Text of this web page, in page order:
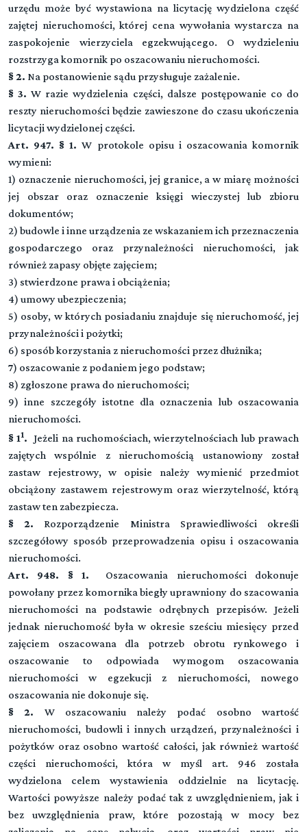
urzędu może być wystawiona na licytację wydzielona część
zajętej nieruchomości, której cena wywołania wystarcza na
zaspokojenie wierzyciela egzekwującego. O wydzieleniu
rozstrzyga komornik po oszacowaniu nieruchomości.
§ 2. Na postanowienie sądu przysługuje zażalenie.
§ 3. W razie wydzielenia części, dalsze postępowanie co do
reszty nieruchomości będzie zawieszone do czasu ukończenia
licytacji wydzielonej części.
Art. 947. § 1. W protokole opisu i oszacowania komornik
wymieni:
1) oznaczenie nieruchomości, jej granice, a w miarę możności
jej obszar oraz oznaczenie księgi wieczystej lub zbioru
dokumentów;
2) budowle i inne urządzenia ze wskazaniem ich przeznaczenia
gospodarczego oraz przynależności nieruchomości, jak
również zapasy objęte zajęciem;
3) stwierdzone prawa i obciążenia;
4) umowy ubezpieczenia;
5) osoby, w których posiadaniu znajduje się nieruchomość, jej
przynależności i pożytki;
6) sposób korzystania z nieruchomości przez dłużnika;
7) oszacowanie z podaniem jego podstaw;
8) zgłoszone prawa do nieruchomości;
9) inne szczegóły istotne dla oznaczenia lub oszacowania
nieruchomości.
§ 11. Jeżeli na ruchomościach, wierzytelnościach lub prawach
zajętych wspólnie z nieruchomością ustanowiony został
zastaw rejestrowy, w opisie należy wymienić przedmiot
obciążony zastawem rejestrowym oraz wierzytelność, którą
zastaw ten zabezpiecza.
§ 2. Rozporządzenie Ministra Sprawiedliwości określi
szczegółowy sposób przeprowadzenia opisu i oszacowania
nieruchomości.
Art. 948. § 1. Oszacowania nieruchomości dokonuje
powołany przez komornika biegły uprawniony do szacowania
nieruchomości na podstawie odrębnych przepisów. Jeżeli
jednak nieruchomość była w okresie sześciu miesięcy przed
zajęciem oszacowana dla potrzeb obrotu rynkowego i
oszacowanie to odpowiada wymogom oszacowania
nieruchomości w egzekucji z nieruchomości, nowego
oszacowania nie dokonuje się.
§ 2. W oszacowaniu należy podać osobno wartość
nieruchomości, budowli i innych urządzeń, przynależności i
pożytków oraz osobno wartość całości, jak również wartość
części nieruchomości, która w myśl art. 946 została
wydzielona celem wystawienia oddzielnie na licytację.
Wartości powyższe należy podać tak z uwzględnieniem, jak i
bez uwzględnienia praw, które pozostają w mocy bez
EGZEKUCJA ZE STATKÓW MORSKICH
Przeczytaj zawartość działu
DZIAŁ VIII. (art. -)
PODZIAŁ SUMY UZYSKANEJ Z EGZEKUCJI
▼
Rozdział 1. (art. 1023 - 1028)
Przepisy ogólne
Rozdział 2. (art. 1029 - 1032)
Podział sumy uzyskanej przez egzekucję z wynagrodzenia
za pracę
Rozdział 3. (art. 1033 - 1034)
Podział sumy uzyskanej przez egzekucję z ruchomości,
wierzytelności i innych praw majątkowych
Rozdział 4. (art. 1035 - 1040)
Podział sumy uzyskanej przez egzekucję z nieruchomości
Przeczytaj zawartość działu
TYTUŁ III. PRZEPISY SZCZEGÓLNE O EGZEKUCJI▼
DZIAŁ I. (art. 1041-1059)
EGZEKUCJA ŚWIADCZEŃ NIEPIENIĘŻNYCH
Przeczytaj zawartość działu
DZIAŁ II. (art. -)
Przepisy szczególne o egzekucji z udziałem Skarbu Państwa
oraz przedsiębiorców.
Rozdział 1. (art. 1060 - 1064)
Przepisy ogólne
Rozdział 2 (art. 1064[1] - 1064[13])
Egzekucja przez zarząd przymusowy
Rozdział 3 (art. 1064[14] - 1065)
Egzekucja przez sprzedaż przedsiębiorstwa lub
gospodarstwa rolnego
Przeczytaj zawartość działu
DZIAŁ III. (art. 1066-1071)
EGZEKUCJA W CELU ZNIESIENIA WSPÓŁWŁASNOŚCI
NIERUCHOMOŚCI W DRODZE SPRZEDAŻY PUBLICZNEJ
Przeczytaj zawartość działu
DZIAŁ V. (art. 1081-1088)
EGZEKUCJA ŚWIADCZEŃ ALIMENTACYJNYCH
Przeczytaj zawartość działu
DZIAŁ VI. (art. -)
Przeczytaj zawartość działu
CZĘŚĆ CZWARTA Przepisy z zakresu
międzynarodowego postępowania cywilnego
KSIĘGA PIERWSZA JURYSDYKCJA KRAJOWA
TYTUŁ I. PRZEPISY OGÓLNE
TYTUŁ II.
TYTUŁ III. JURYSDYKCJA KRAJOWA W PROCESIE
TYTUŁ IV. JURYSDYKCJA KRAJOWA W
POSTĘPOWANIU NIEPROCESOWYM
Tytuł IVa. Jurysdykcja krajowa w postępowaniu
zabezpieczającym i egzekucyjnym
CZĘŚĆ CZWARTA Przepisy z zakresu
międzynarodowego postępowania cywilnego
Księga pierwsza a Immunitet sądowy i
egzekucyjny
(art. 1111-1116)
Treść
Przeczytaj zawartość działu
CZĘŚĆ CZWARTA Przepisy z zakresu
międzynarodowego postępowania cywilnego
KSIĘGA DRUGA. POSTĘPOWANIE
TYTUŁ I. ZDOLNOŚĆ SĄDOWA I PROCESOWA
TYTUŁ II. ZABEZPIECZENIE KOSZTÓW PROCESU
TYTUŁ III. ZWOLNIENIE CUDZOZIEMCÓW OD
KOSZTÓW SĄDOWYCH